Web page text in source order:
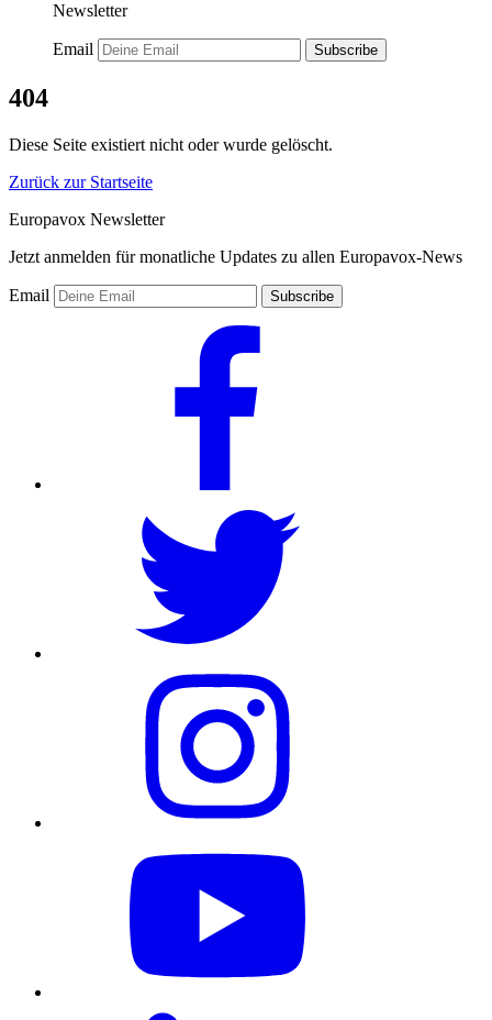
Newsletter
Email Subscribe
404
Diese Seite existiert nicht oder wurde gelöscht.
Zurück zur Startseite
Europavox Newsletter
Jetzt anmelden für monatliche Updates zu allen Europavox-News
Email Subscribe